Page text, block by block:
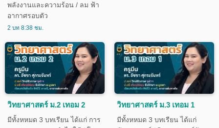
พลังงานและความร้อน / ลม ฟ้า
อากาศรอบตัว
2 บท 8:38 ชม.
วิทยาศาสตร์ ม.2 เทอม 2
มีทั้งหหมด 3 บทเรียน ได้แก่ การ
วิทยาศาสตร์ ม.3 เทอม 1
มีทั้งหหมด 3 บทเรียน ได้แก่